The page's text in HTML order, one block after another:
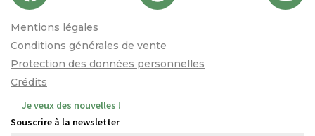
Mentions légales
Conditions générales de vente
Protection des données personnelles
Crédits
Je veux des nouvelles !
Souscrire à la newsletter